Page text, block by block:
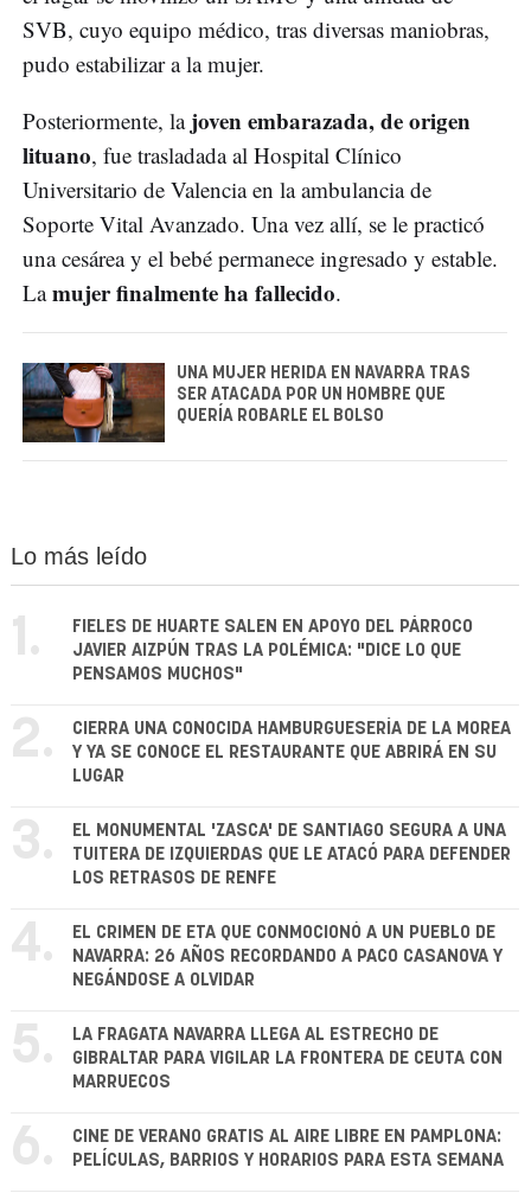
SVB, cuyo equipo médico, tras diversas maniobras,
pudo estabilizar a la mujer.
Posteriormente, la joven embarazada, de origen
lituano, fue trasladada al Hospital Clínico
Universitario de Valencia en la ambulancia de
Soporte Vital Avanzado. Una vez allí, se le practicó
una cesárea y el bebé permanece ingresado y estable.
Lamujer finalmente ha fallecido.
UNA MUJER HERIDA EN NAVARRA TRAS
SER ATACADA POR UN HOMBRE QUE
QUERÍA ROBARLE EL BOLSO
Lo más leído
1.
FIELES DE HUARTE SALEN EN APOYO DEL PÁRROCO
JAVIER AIZPÚN TRAS LA POLÉMICA: "DICE LO QUE
PENSAMOS MUCHOS"
2.
CIERRA UNA CONOCIDA HAMBURGUESERÍA DE LA MOREA
Y YA SE CONOCE EL RESTAURANTE QUE ABRIRÁ EN SU
LUGAR
3.
EL MONUMENTAL 'ZASCA' DE SANTIAGO SEGURA A UNA
TUITERA DE IZQUIERDAS QUE LE ATACÓ PARA DEFENDER
LOS RETRASOS DE RENFE
4.
EL CRIMEN DE ETA QUE CONMOCIONÓ A UN PUEBLO DE
NAVARRA: 26 AÑOS RECORDANDO A PACO CASANOVA Y
NEGÁNDOSE A OLVIDAR
5.
LA FRAGATA NAVARRA LLEGA AL ESTRECHO DE
GIBRALTAR PARA VIGILAR LA FRONTERA DE CEUTA CON
MARRUECOS
6.
CINE DE VERANO GRATIS AL AIRE LIBRE EN PAMPLONA:
PELÍCULAS, BARRIOS Y HORARIOS PARA ESTA SEMANA